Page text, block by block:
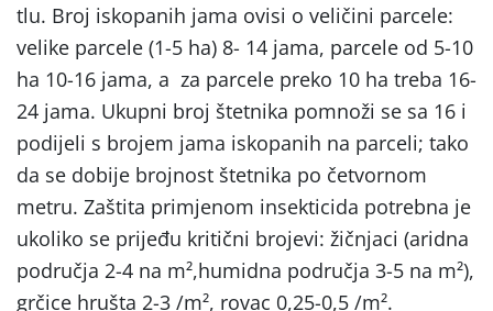
tlu. Broj iskopanih jama ovisi o veličini parcele:
velike parcele (1-5 ha) 8- 14 jama, parcele od 5-10
ha 10-16 jama, a za parcele preko 10 ha treba 16-
24 jama. Ukupni broj štetnika pomnoži se sa 16 i
podijeli s brojem jama iskopanih na parceli; tako
da se dobije brojnost štetnika po četvornom
metru. Zaštita primjenom insekticida potrebna je
ukoliko se prijeđu kritični brojevi: žičnjaci (aridna
područja 2-4 na m²,humidna područja 3-5 na m²),
grčice hrušta 2-3 /m², rovac 0,25-0,5 /m².